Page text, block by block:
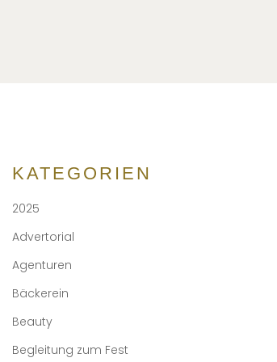
KATEGORIEN
2025
Advertorial
Agenturen
Bäckerein
Beauty
Begleitung zum Fest